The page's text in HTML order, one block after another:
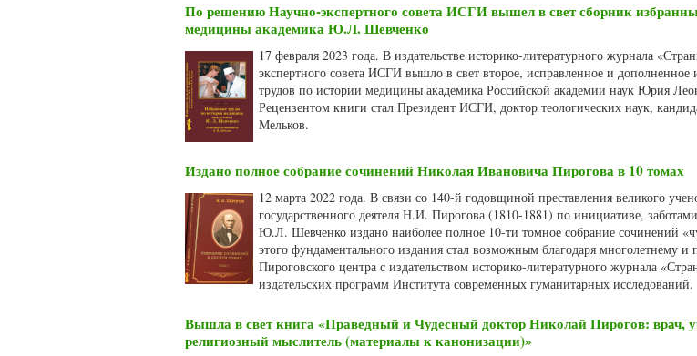
По решению Научно-экспертного совета ИСГИ вышел в свет сборник
медицины академика Ю.Л. Шевченко
17 февраля 2023 года. В издательстве историко-литературного журнала
экспертного совета ИСГИ вышло в свет второе, исправленное и дополненное
трудов по истории медицины академика Российской академии наук Юрия
Рецензентом книги стал Президент ИСГИ, доктор теологических наук,
Мельков.
Издано полное собрание сочинений Николая Ивановича Пирогова в 10 томах
12 марта 2022 года. В связи со 140-й годовщиной преставления великого
государственного деятеля Н.И. Пирогова (1810-1881) по инициативе,
Ю.Л. Шевченко издано наиболее полное 10-ти томное собрание сочинений
этого фундаментального издания стал возможным благодаря многолетнему и
Пироговского центра с издательством историко-литературного журнала
издательских программ Института современных гуманитарных исследований.
Вышла в свет книга «Праведный и Чудесный доктор Николай Пирогов: врач,
религиозный мыслитель (материалы к канонизации)»